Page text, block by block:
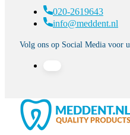
020-2619643
info@meddent.nl
Volg ons op Social Media voor